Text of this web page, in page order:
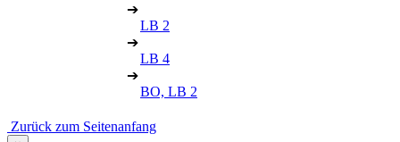
➔
LB 2
➔
LB 4
➔
BO, LB 2
Zurück zum Seitenanfang